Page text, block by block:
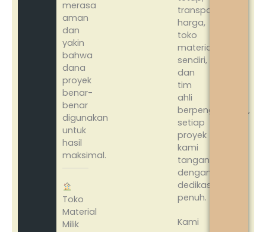
merasa
aman
dan
yakin
bahwa
dana
proyek
benar-
benar
digunakan
untuk
hasil
maksimal.
Toko
Material
Milik
transparansi
harga,
toko
material
sendiri,
dan
tim
ahli
berpengalaman,
setiap
proyek
kami
tangani
dengan
dedikasi
penuh.
Kami